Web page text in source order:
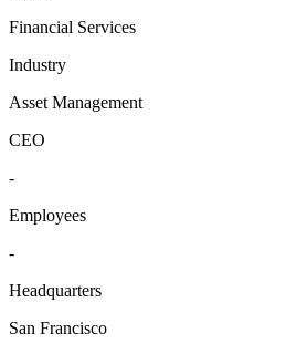
Financial Services
Industry
Asset Management
CEO
-
Employees
-
Headquarters
San Francisco